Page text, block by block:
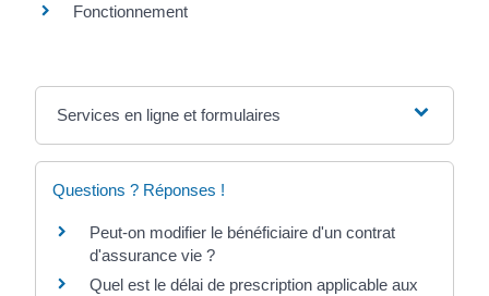
Fonctionnement
Services en ligne et formulaires
Questions ? Réponses !
Peut-on modifier le bénéficiaire d'un contrat
d'assurance vie ?
Quel est le délai de prescription applicable aux